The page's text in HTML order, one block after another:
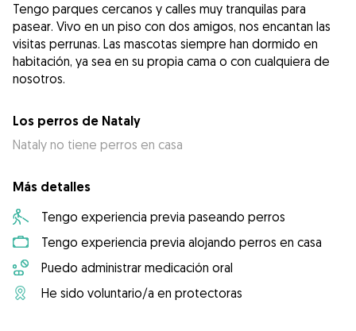
Tengo parques cercanos y calles muy tranquilas para
pasear. Vivo en un piso con dos amigos, nos encantan las
visitas perrunas. Las mascotas siempre han dormido en
habitación, ya sea en su propia cama o con cualquiera de
nosotros.
Los perros de Nataly
Nataly no tiene perros en casa
Más detalles
Tengo experiencia previa paseando perros
Tengo experiencia previa alojando perros en casa
Puedo administrar medicación oral
He sido voluntario/a en protectoras